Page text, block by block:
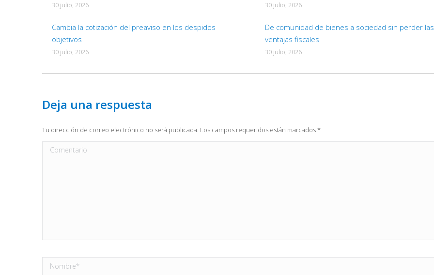
30 julio, 2026 30 julio, 2026
Cambia la cotización del preaviso en los despidos
objetivos
30 julio, 2026
De comunidad de bienes a sociedad sin perder las
ventajas fiscales
30 julio, 2026
Deja una respuesta
Tu dirección de correo electrónico no será publicada. Los campos requeridos están marcados*
Comentario
Nombre *